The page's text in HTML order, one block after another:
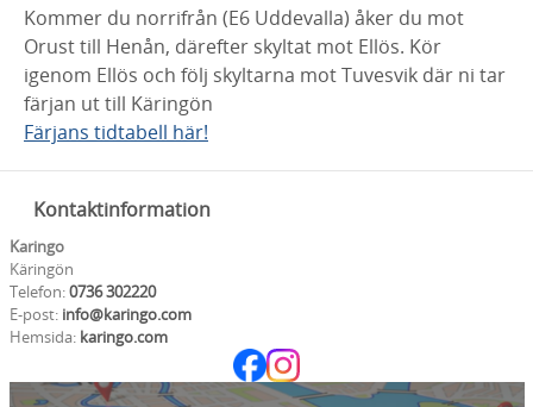
Kommer du norrifrån (E6 Uddevalla) åker du mot
Orust till Henån, därefter skyltat mot Ellös. Kör
igenom Ellös och följ skyltarna mot Tuvesvik där ni tar
färjan ut till Käringön
Färjans tidtabell här!
Kontaktinformation
Karingo
Käringön
Telefon:0736 302220
E-post: info@karingo.com
Hemsida: karingo.com